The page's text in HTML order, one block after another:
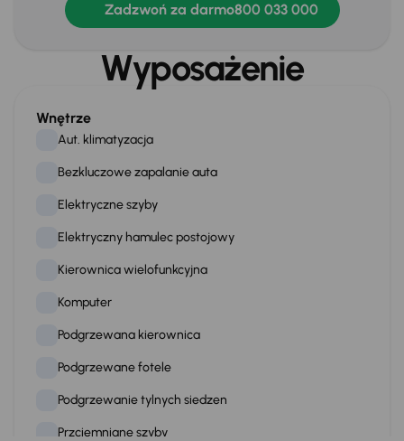
Zadzwoń za darmo800 033 000
Wyposażenie
Wnętrze
Aut. klimatyzacja
Bezkluczowe zapalanie auta
Elektryczne szyby
Elektryczny hamulec postojowy
Kierownica wielofunkcyjna
Komputer
Podgrzewana kierownica
Podgrzewane fotele
Podgrzewanie tylnych siedzen
Przciemniane szyby